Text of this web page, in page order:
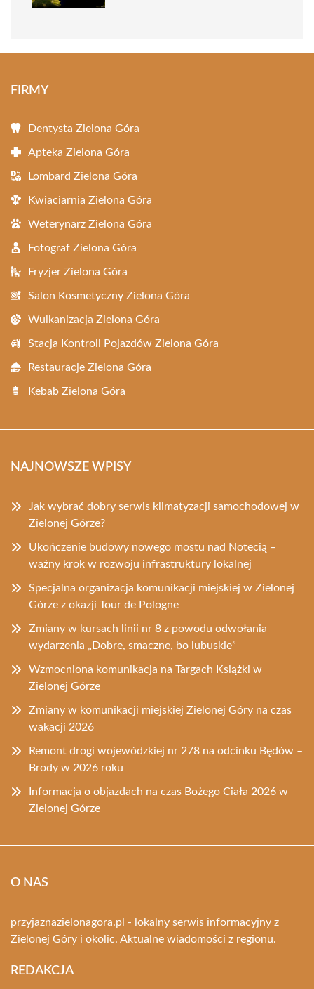
FIRMY
Dentysta Zielona Góra
Apteka Zielona Góra
Lombard Zielona Góra
Kwiaciarnia Zielona Góra
Weterynarz Zielona Góra
Fotograf Zielona Góra
Fryzjer Zielona Góra
Salon Kosmetyczny Zielona Góra
Wulkanizacja Zielona Góra
Stacja Kontroli Pojazdów Zielona Góra
Restauracje Zielona Góra
Kebab Zielona Góra
NAJNOWSZE WPISY
Jak wybrać dobry serwis klimatyzacji samochodowej w
Zielonej Górze?
Ukończenie budowy nowego mostu nad Notecią –
ważny krok w rozwoju infrastruktury lokalnej
Specjalna organizacja komunikacji miejskiej w Zielonej
Górze z okazji Tour de Pologne
Zmiany w kursach linii nr 8 z powodu odwołania
wydarzenia „Dobre, smaczne, bo lubuskie”
Wzmocniona komunikacja na Targach Książki w
Zielonej Górze
Zmiany w komunikacji miejskiej Zielonej Góry na czas
wakacji 2026
Remont drogi wojewódzkiej nr 278 na odcinku Będów –
Brody w 2026 roku
Informacja o objazdach na czas Bożego Ciała 2026 w
Zielonej Górze
O NAS
przyjaznazielonagora.pl - lokalny serwis informacyjny z
Zielonej Góry i okolic. Aktualne wiadomości z regionu.
REDAKCJA